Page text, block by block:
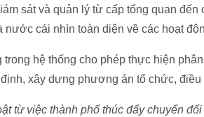
sát và quản lý từ cấp tổng quan
cái nhìn toàn diện về các hoạt
hệ thống cho phép thực hiện
xây dựng phương án tổ chức,
từ việc thành phố thúc đẩy chuyển